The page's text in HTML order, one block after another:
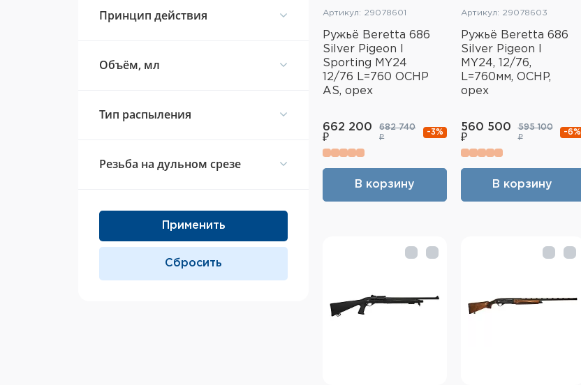
Принцип действия
Объём, мл
Тип распыления
Резьба на дульном срезе
Артикул: 29078601
Ружьё Beretta 686
Silver Pigeon I
Sporting MY24
12/76 L=760 OCHP
AS, орех
662 200
₽
682 740
₽
-3%
В корзину
Артикул: 29078603
Ружьё Beretta 686
Silver Pigeon I
MY24, 12/76,
L=760мм, OCHP,
орех
560 500
₽
595 100
₽
-6%
В корзину